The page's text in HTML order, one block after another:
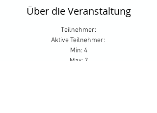
Über die Veranstaltung
Teilnehmer:
Aktive Teilnehmer:
Min: 4
Max: 7